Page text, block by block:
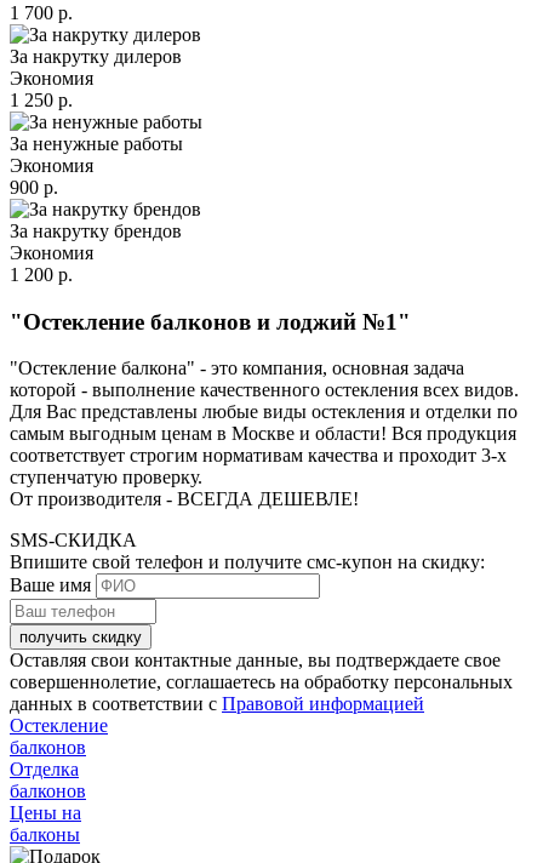
1 700 р.
За накрутку дилеров
Экономия
1 250 р.
За ненужные работы
Экономия
900 р.
За накрутку брендов
Экономия
1 200 р.
"Остекление балконов и лоджий №1"
"Остекление балкона" - это компания, основная задача
которой - выполнение качественного остекления всех видов.
Для Вас представлены любые виды остекления и отделки по
самым выгодным ценам в Москве и области! Вся продукция
соответствует строгим нормативам качества и проходит 3-х
ступенчатую проверку.
От производителя - ВСЕГДА ДЕШЕВЛЕ!
SMS-СКИДКА
Впишите свой телефон и получите смс-купон на скидку:
Ваше имя
получить скидку
Оставляя свои контактные данные, вы подтверждаете свое
совершеннолетие, соглашаетесь на обработку персональных
данных в соответствии с Правовой информацией
Остекление
балконов
Отделка
балконов
Цены на
балконы